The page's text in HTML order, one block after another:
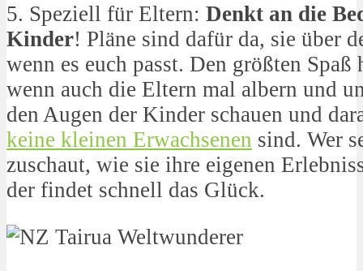
5. Speziell für Eltern: Denkt an die
Kinder! Pläne sind dafür da, sie über
wenn es euch passt. Den größten
wenn auch die Eltern mal albern und
den Augen der Kinder schauen und
keine kleinen Erwachsenen sind. Wer
zuschaut, wie sie ihre eigenen
der findet schnell das Glück.